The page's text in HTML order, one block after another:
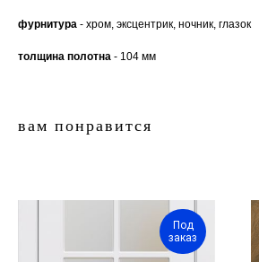
фурнитура - хром, эксцентрик, ночник, глазок
толщина полотна - 104 мм
вам понравится
Под
заказ
двери.23